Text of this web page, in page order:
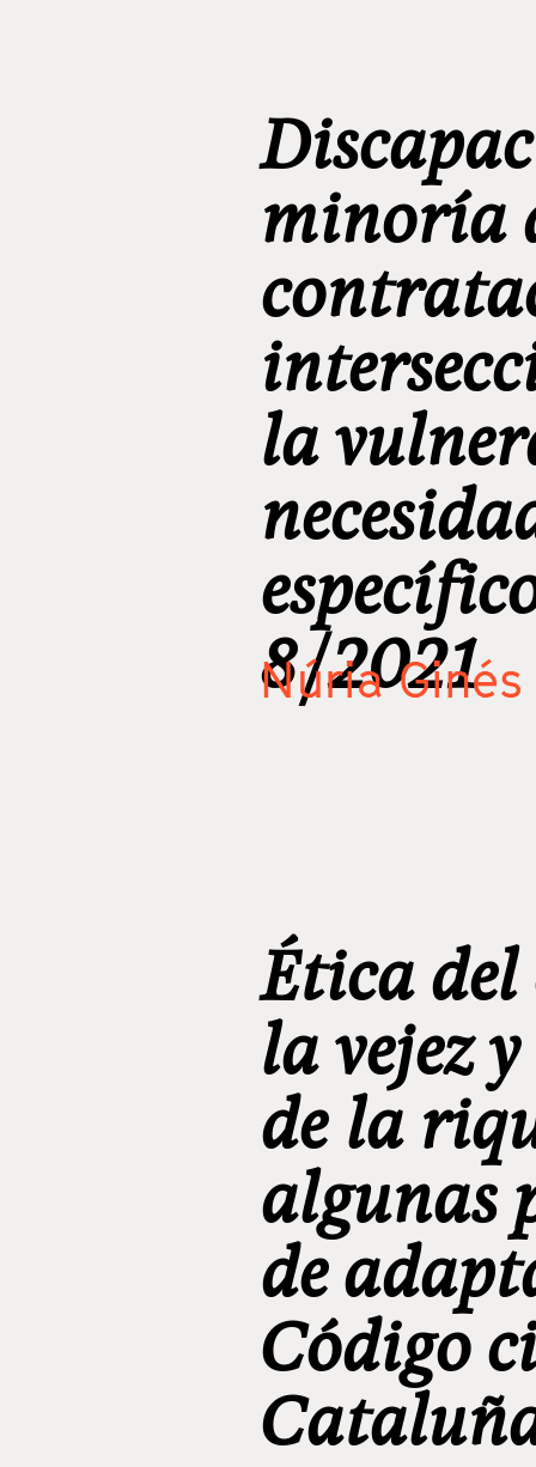
minoría
la
8/2021
Núria
Ética
la vejez
de la
algunas
de
Código